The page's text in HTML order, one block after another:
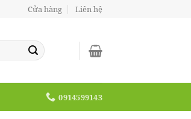
Cửa hàng Liên hệ
0914599143